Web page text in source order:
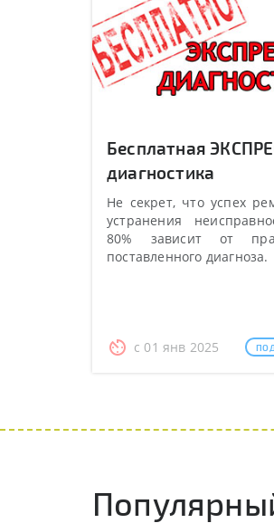
Бесплатная
диагностика
Не секрет, что успех
устранения
80% зависит от
поставленного диагноза.
с 01 янв 2025